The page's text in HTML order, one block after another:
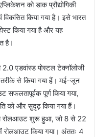
को डाक प्रौद्योगिकी
विकसित किया गया है। इसे भारत
किया गया है और यह
है।
2.0 एडवांस्‍ड पोस्‍टल टेक्‍नॉलोजी
से किया गया हैं। मई-जून
पूर्ण किया गया,
को और सुदृढ़ किया गया हैं।
रोलआउट शुरू हुआ, जो 8 से 22
किया गया। अंततः 4